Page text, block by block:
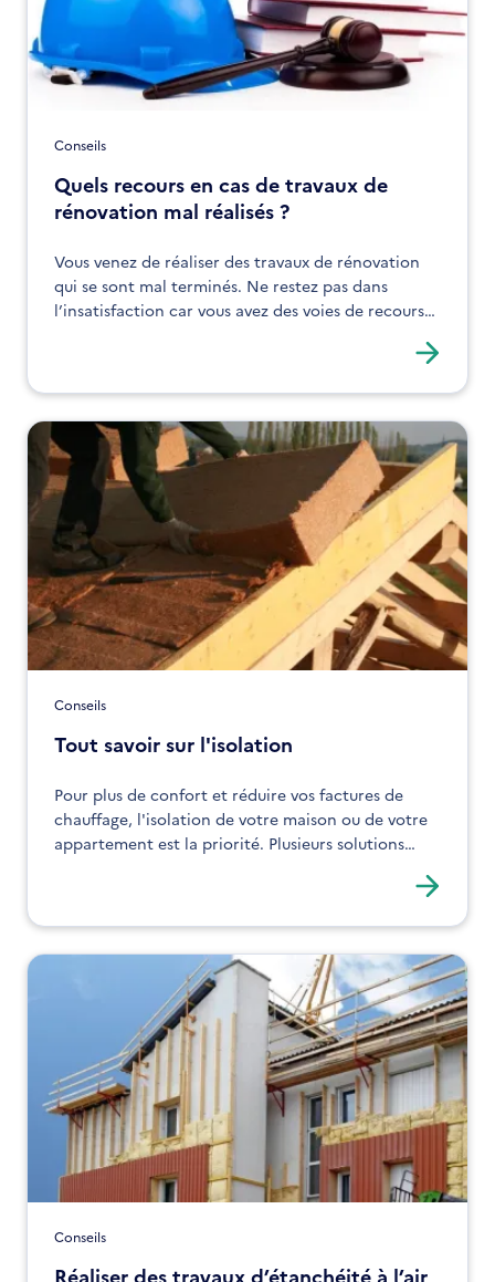
Conseils
Quels recours en cas de travaux de
rénovation mal réalisés ?
Vous venez de réaliser des travaux de rénovation
qui se sont mal terminés. Ne restez pas dans
l’insatisfaction car vous avez des voies de recours
Conseils
Tout savoir sur l'isolation
Pour plus de confort et réduire vos factures de
chauffage, l'isolation de votre maison ou de votre
appartement est la priorité. Plusieurs solutions
Conseils
Réaliser des travaux d’étanchéité à l’air